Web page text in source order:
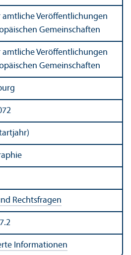
Veröffentlichungen
Gemeinschaften
Veröffentlichungen
Gemeinschaften
Rechts­fragen
Informationen